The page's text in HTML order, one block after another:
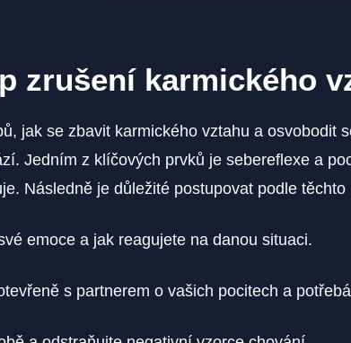
zrušení karmického
jak se zbavit karmického vztahu a osvobodit
‌Jedním z klíčových prvků je sebereflexe a
Následně je důležité postupovat podle těchto
emoce a jak reagujete ‍na danou situaci.
s partnerem o vašich pocitech a